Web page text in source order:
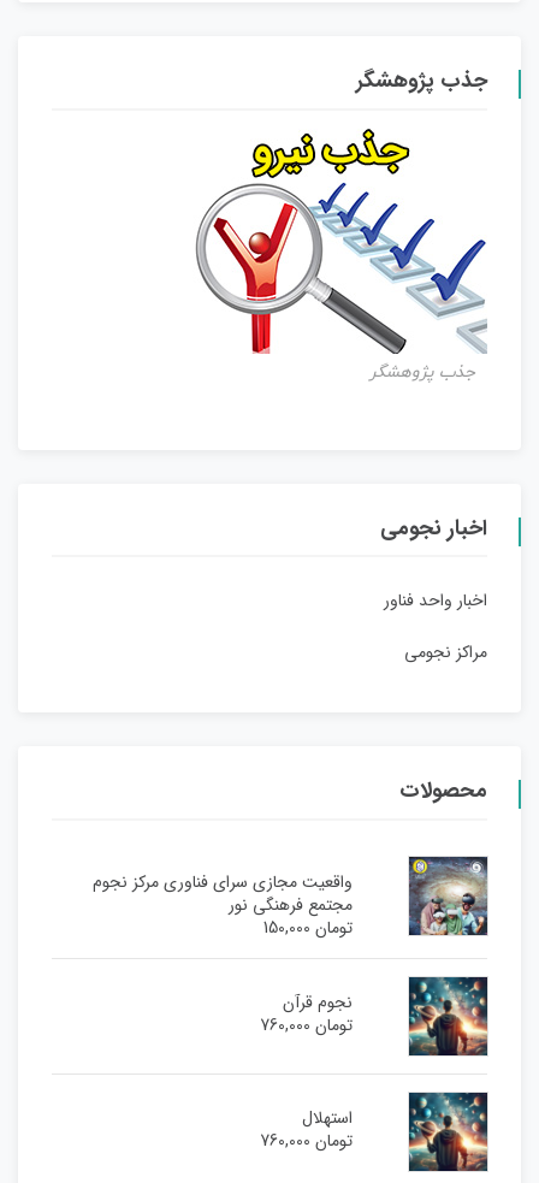
جذب پژوهشگر
جذب پژوهشگر
اخبار نجومی
اخبار واحد فناور
مراکز نجومی
محصولات
واقعیت مجازی سرای فناوری مرکز نجوم
مجتمع فرهنگی نور
تومان150,000
نجوم قرآن
تومان760,000
استهلال
تومان760,000